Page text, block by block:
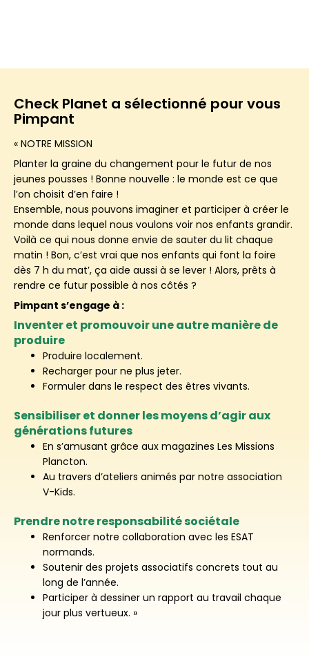
Check Planet a sélectionné pour vous
Pimpant
« NOTRE MISSION
Planter la graine du changement pour le futur de nos
jeunes pousses ! Bonne nouvelle : le monde est ce que
l’on choisit d’en faire !
Ensemble, nous pouvons imaginer et participer à créer le
monde dans lequel nous voulons voir nos enfants grandir.
Voilà ce qui nous donne envie de sauter du lit chaque
matin ! Bon, c’est vrai que nos enfants qui font la foire
dès 7 h du mat’, ça aide aussi à se lever ! Alors, prêts à
rendre ce futur possible à nos côtés ?
Pimpant s’engage à :
Inventer et promouvoir une autre manière de
produire
Produire localement.
Recharger pour ne plus jeter.
Formuler dans le respect des êtres vivants.
Sensibiliser et donner les moyens d’agir aux
générations futures
En s’amusant grâce aux magazines Les Missions
Plancton.
Au travers d’ateliers animés par notre association
V-Kids.
Prendre notre responsabilité sociétale
Renforcer notre collaboration avec les ESAT
normands.
Soutenir des projets associatifs concrets tout au
long de l’année.
Participer à dessiner un rapport au travail chaque
jour plus vertueux. »